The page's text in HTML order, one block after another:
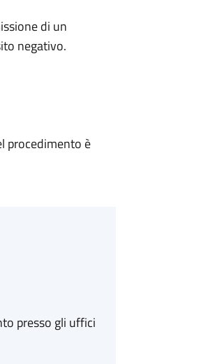
di un
negativo.
procedimento è
presso gli uffici